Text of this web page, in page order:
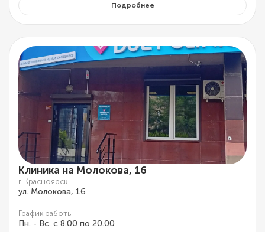
Подробнее
Клиника на Молокова, 16
г. Красноярск
ул. Молокова, 16
График работы
Пн. - Вс. с 8.00 по 20.00